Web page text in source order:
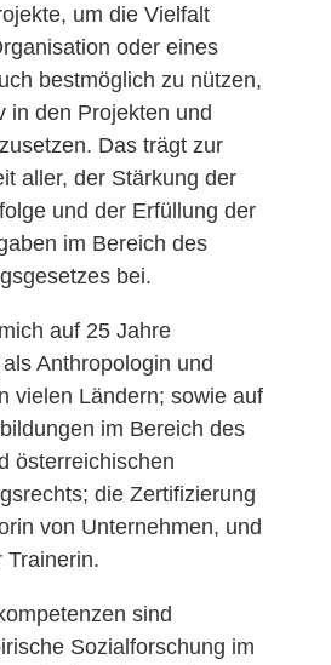
um die Vielfalt
oder eines
bestmöglich zu nützen,
in den Projekten und
Das trägt zur
aller, der Stärkung der
und der Erfüllung der
im Bereich des
bei.
auf 25 Jahre
Anthropologin und
vielen Ländern; sowie auf
im Bereich des
österreichischen
die Zertifizierung
von Unternehmen, und
Trainerin.
sind
Sozialforschung im